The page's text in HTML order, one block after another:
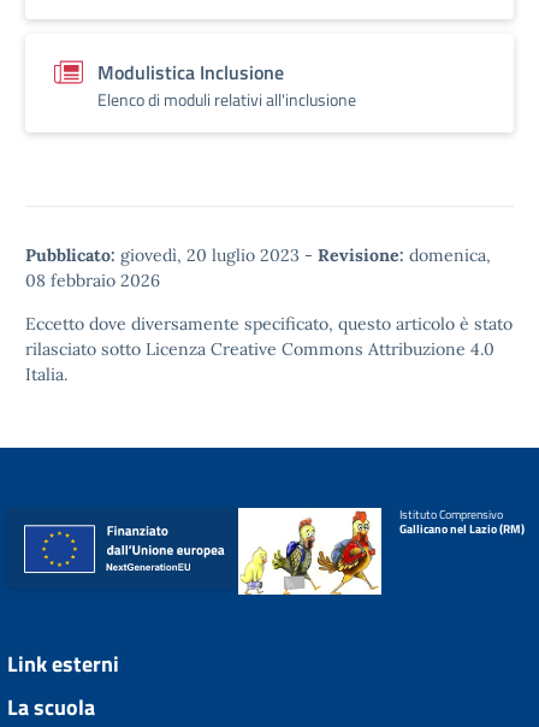
Modulistica Inclusione
Elenco di moduli relativi all'inclusione
Pubblicato: giovedì, 20 luglio 2023 - Revisione: domenica,
08 febbraio 2026
Eccetto dove diversamente specificato, questo articolo è stato
rilasciato sotto Licenza Creative Commons Attribuzione 4.0
Italia.
Istituto Comprensivo
Gallicano nel Lazio (RM)
Link esterni
La scuola